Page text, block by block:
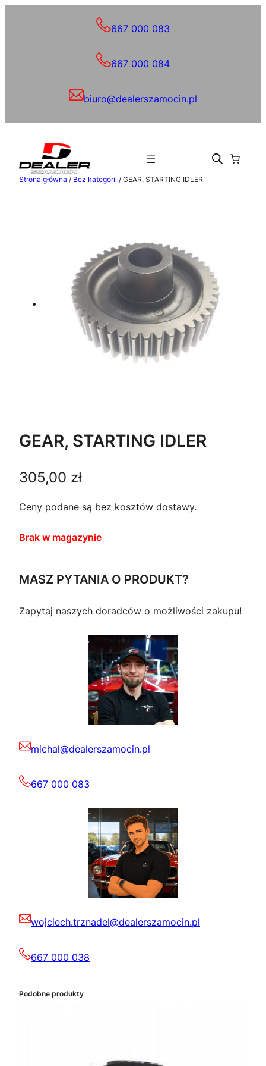
667 000 083
667 000 084
biuro@dealerszamocin.pl
Strona główna / Bez kategorii / GEAR, STARTING IDLER
GEAR, STARTING IDLER
305,00 zł
Ceny podane są bez kosztów dostawy.
Brak w magazynie
MASZ PYTANIA O PRODUKT?
Zapytaj naszych doradców o możliwości zakupu!
michal@dealerszamocin.pl
667 000 083
wojciech.trznadel@dealerszamocin.pl
667 000 038
Podobne produkty